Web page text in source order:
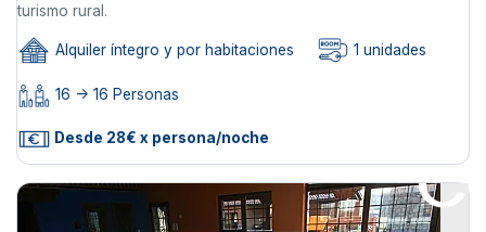
turismo rural.
Alquiler íntegro y por habitaciones 1 unidades
16 -> 16 Personas
Desde 28€ x persona/noche